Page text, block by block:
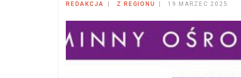
REDAKCJA Z REGIONU 19 MARZEC 2025